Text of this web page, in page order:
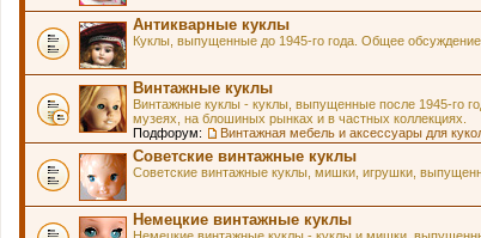
Антикварные куклы
Куклы, выпущенные до 1945-го года. Общее
Винтажные куклы
Винтажные куклы - куклы, выпущенные после 1945-го
музеях, на блошиных рынках и в частных коллекциях.
Подфорум:
Винтажная мебель и аксессуары для
Советские винтажные куклы
Советские винтажные куклы, мишки, игрушки,
Немецкие винтажные куклы
Немецкие винтажные куклы - куклы и мишки,